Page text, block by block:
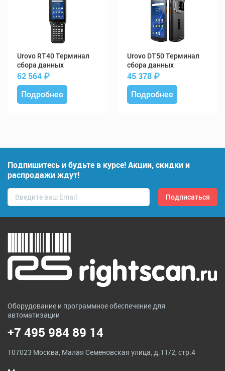
RT40 Терминал
сбора данных
62 564 ₽
Подробнее
DT50 Терминал
сбора данных
45 378 ₽
Подробнее
Подпишитесь и будьте в курсе! Акции, скидки и
распродажи ждут!
Оборудование и программное обеспечение для
автоматизации
+7 495 984 89 14
107023 Москва, Малая Семеновская улица, д.11/2, стр.4